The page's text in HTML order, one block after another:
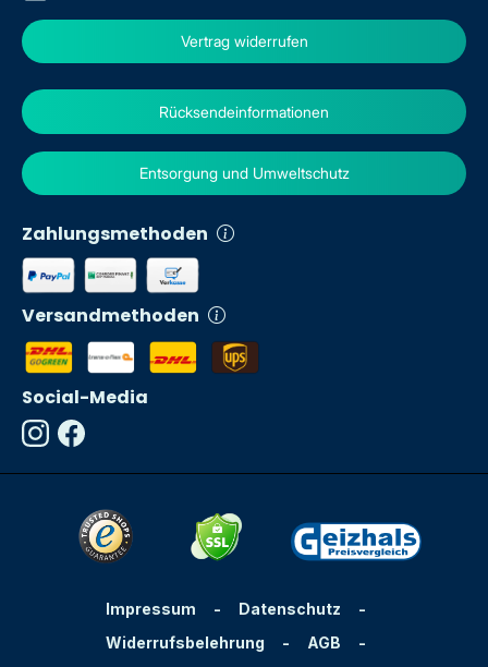
Vertrag widerrufen
Zahlungsmethoden
Versandmethoden
Rücksendeinformationen
Entsorgung und Umweltschutz
Social-Media
Impressum - Datenschutz
-
Widerrufsbelehrung
- AGB -